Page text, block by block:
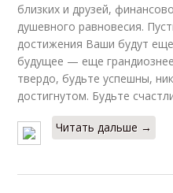
близких и друзей,
душевного равновесия.
достижения Ваши будут
будущее — еще
твердо, будьте успешны,
достигнутом. Будьте
Читать дальше →